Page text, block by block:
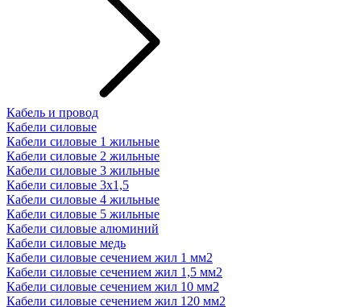
Кабель и провод
Кабели силовые
Кабели силовые 1 жильные
Кабели силовые 2 жильные
Кабели силовые 3 жильные
Кабели силовые 3х1,5
Кабели силовые 4 жильные
Кабели силовые 5 жильные
Кабели силовые алюминий
Кабели силовые медь
Кабели силовые сечением жил 1 мм2
Кабели силовые сечением жил 1,5 мм2
Кабели силовые сечением жил 10 мм2
Кабели силовые сечением жил 120 мм2